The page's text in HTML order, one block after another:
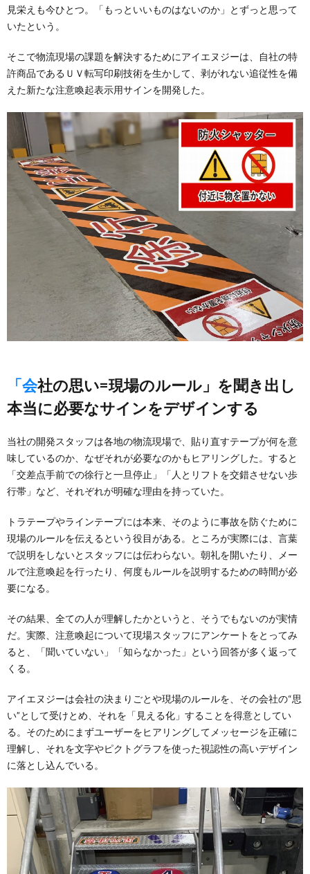
見栄えも今ひとつ。「もっといいものはないのか」とずっと思って
いたという。
そこで物流現場の課題を解決するためにアイエヌジーは、自社の特
許商品であるＵＶ転写印刷技術を生かして、剥がれない追従性を備
えた新たな注意喚起表示用サインを開発した。
「会社の思い=現場のルール」を聞き出し
本当に必要なサインをデザインする
当社の開発スタッフは各地の物流現場で、貼り直すテープが何を意
味しているのか、なぜそれが必要なのかもヒアリングした。すると
「交差点手前での徐行と一旦停止」「人とリフトを交錯させない歩
行帯」など、それぞれが明確な理由を持っていた。
トラテープやラインテープには本来、そのように事故を防ぐために
現場のルールを伝えるという役目がある。ところが実際には、言葉
で説明をしないとスタッフには伝わらない。朝礼を開いたり、メー
ルで注意喚起を行ったり、何度もルールを説明するための時間が必
要になる。
その結果、全ての人が理解したかというと、そうでもないのが実情
だ。実際、注意喚起について現場スタッフにアンケートをとってみ
ると、「聞いていない」「知らなかった」という回答が多く返って
くる。
アイエヌジーは会社の決まりごとや現場のルールを、その会社の“思
い”として受けとめ、それを「見える化」することを得意としてい
る。そのためにまずユーザーをヒアリングしてメッセージを正確に
理解し、それを文字やピクトグラフを使った視認性の高いデザイン
に落とし込んでいる。